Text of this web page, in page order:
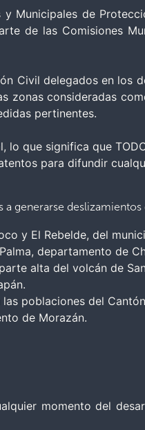
de
de las Comisiones
Civil delegados en
zonas consideradas
pertinentes.
que significa que
para difundir
generarse
y El Rebelde, del
departamento de
alta del volcán de
poblaciones del
de Morazán.
momento del